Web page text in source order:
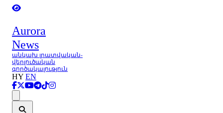
Aurora
News
անկախ լրատվական-
վերլուծական
գործակալություն
HY EN